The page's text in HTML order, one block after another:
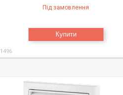
Під замовлення
Купити
1496